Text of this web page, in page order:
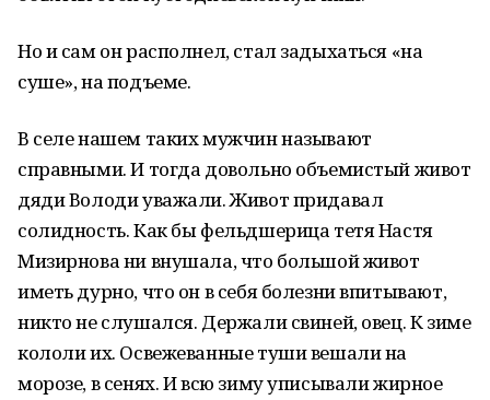
Но и сам он располнел, стал задыхаться «на
суше», на подъеме.
В селе нашем таких мужчин называют
справными. И тогда довольно объемистый живот
дяди Володи уважали. Живот придавал
солидность. Как бы фельдшерица тетя Настя
Мизирнова ни внушала, что большой живот
иметь дурно, что он в себя болезни впитывают,
никто не слушался. Держали свиней, овец. К зиме
кололи их. Освежеванные туши вешали на
морозе, в сенях. И всю зиму уписывали жирное